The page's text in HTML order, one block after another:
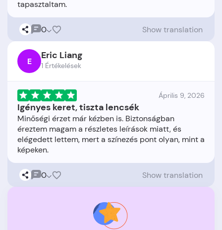
0 Show translation
E Eric Liang
1 Értékelések
Április 9, 2026
Igényes keret, tiszta lencsék
Minőségi érzet már kézben is. Biztonságban
éreztem magam a részletes leírások miatt, és
elégedett lettem, mert a színezés pont olyan, mint a
0 Show translation